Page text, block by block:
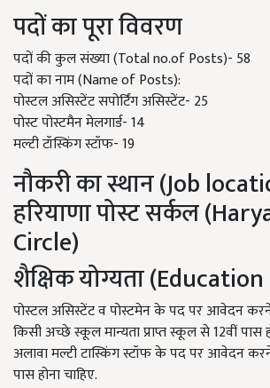
पदों का पूरा विवरण
पदों की कुल संख्या (Total no.of Posts)- 58
पदों का नाम (Name of Posts):
पोस्टल असिस्टेंट सपोर्टिंग असिस्टेंट- 25
पोस्ट पोस्टमैन मेलगार्ड- 14
मल्टी टॉस्किंग स्टॉफ- 19
नौकरी का स्थान (Job
हरियाणा पोस्ट सर्कल
Circle)
शैक्षिक योग्यता
पोस्टल असिस्टेंट व पोस्टमेन के पद पर आवेदन करने
किसी अच्छे स्कूल मान्यता प्राप्त स्कूल से 12वीं पास
अलावा मल्टी टास्किंग स्टॉफ के पद पर आवेदन करने
पास होना चाहिए.